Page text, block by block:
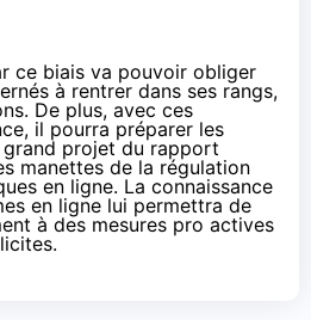
ce biais va pouvoir obliger
à rentrer dans ses rangs,
De plus, avec ces
il pourra préparer les
projet du rapport
manettes de la régulation
en ligne. La connaissance
en ligne lui permettra de
à des mesures pro actives